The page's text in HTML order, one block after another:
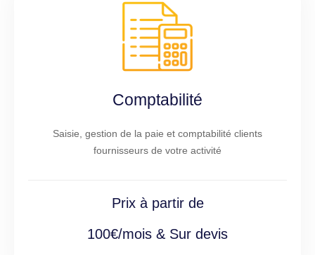
Comptabilité
Saisie, gestion de la paie et comptabilité clients
fournisseurs de votre activité
Prix à partir de
100€/mois & Sur devis